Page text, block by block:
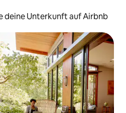
deine Unterkunft auf Airbnb